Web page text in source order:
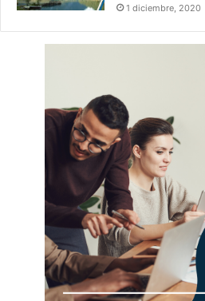
1 diciembre, 2020